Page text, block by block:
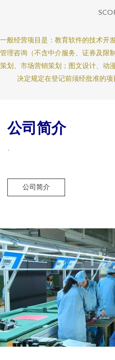
一般经营项目是：教育软件的技术开
管理咨询（不含中介服务、证券及限
策划、市场营销策划；图文设计、动
决定规定在登记前须经批准的
公司简介
-
公司简介